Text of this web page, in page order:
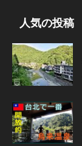
人気の投稿